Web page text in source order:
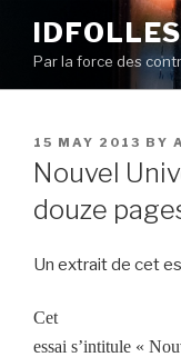
contentPar la force des
POSTED
ON
15 MAY 2013 BY
Nouvel
douze
Un extrait de cet
Cet
essai s’intitule «